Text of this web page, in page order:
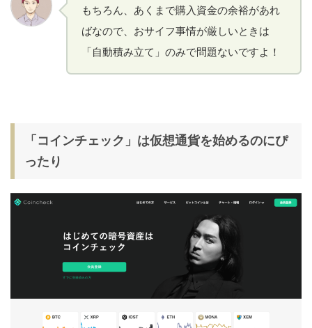
もちろん、あくまで購入資金の余裕があれ
ばなので、おサイフ事情が厳しいときは
「自動積み立て」のみで問題ないですよ！
「コインチェック」は仮想通貨を始めるのにぴ
ったり